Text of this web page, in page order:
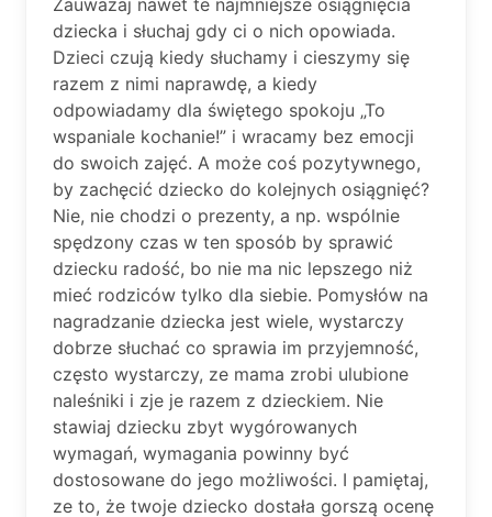
dziecka i słuchaj gdy ci o nich opowiada.
Dzieci czują kiedy słuchamy i cieszymy się
razem z nimi naprawdę, a kiedy
odpowiadamy dla świętego spokoju „To
wspaniale kochanie!” i wracamy bez emocji
do swoich zajęć. A może coś pozytywnego,
by zachęcić dziecko do kolejnych osiągnięć?
Nie, nie chodzi o prezenty, a np. wspólnie
spędzony czas w ten sposób by sprawić
dziecku radość, bo nie ma nic lepszego niż
mieć rodziców tylko dla siebie. Pomysłów na
nagradzanie dziecka jest wiele, wystarczy
dobrze słuchać co sprawia im przyjemność,
często wystarczy, ze mama zrobi ulubione
naleśniki i zje je razem z dzieckiem. Nie
stawiaj dziecku zbyt wygórowanych
wymagań, wymagania powinny być
dostosowane do jego możliwości. I pamiętaj,
ze to, że twoje dziecko dostała gorszą ocenę